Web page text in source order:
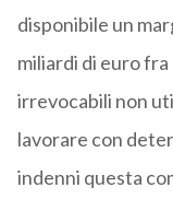
disponibile un
miliardi di euro
irrevocabili non
lavorare con
indenni questa